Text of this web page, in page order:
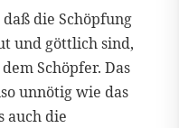
die Schöpfung
und göttlich sind,
Schöpfer. Das
unnötig wie das
auch die